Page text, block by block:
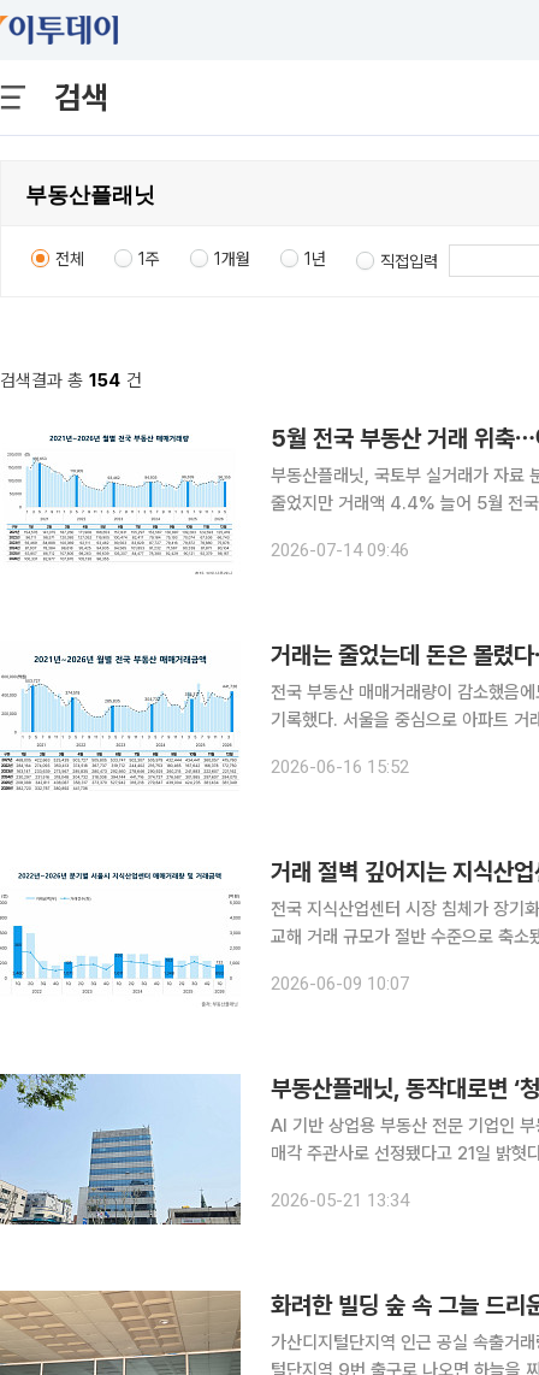
검색
전체 1주 1개월 1년 직접입력
검색결과 총 154 건
5월 전국 부동산 거래 위축
부동산플래닛, 국토부 실거래가 자료
줄었지만 거래액 4.4% 늘어 5월 전국 부동산 매매거래량이 모든 유형에서 전월보다 감소한 것으
닛이 국토교통부 실거래가 자료를 분
2026-07-14 09:46
거래는 줄었는데 돈은 몰렸
전국 부동산 매매거래량이 감소했음
기록했다. 서울을 중심으로 아파트 거
만4479건으로 전월(10만7487건)
2026-06-16 15:52
거래 절벽 깊어지는 지식산
전국 지식산업센터 시장 침체가 장기
교해 거래 규모가 절반 수준으로 축
매시장 동향 보고서'에 따르면 올해 1
2026-06-09 10:07
부동산플래닛, 동작대로변 ‘
AI 기반 상업용 부동산 전문 기업인
매각 주관사로 선정됐다고 21일 밝
년 준공 업무시설이다. 지하 2층~지
2026-05-21 13:34
화려한 빌딩 숲 속 그늘 드
가산디지털단지역 인근 공실 속출거래량·거래금액
털단지역 9번 출구로 나오면 하늘을